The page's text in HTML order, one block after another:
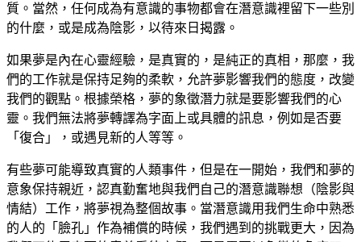
質。當然，任何成為有意識的事物都會在潛意識裡留下一些別
的什麼，或是成為陰影，以待來日揭露。
如果夢是內在心靈經驗，是真實的，是純正的真相，那麼，我
們的工作就是保持足夠的柔軟，允許夢影響我們的態度，改變
我們的觀點。根據榮格，夢的象徵潛力就是要影響我們的心
靈。我們無法將夢轉譯為字面上或具體的訊息，例如是否要
「復合」，或遇見新的人等等。
有些夢可能導致真實的人類事件，但是在一開始，我們和夢的
意象保持親近，認真勤奮地與我們自己的潛意識聯想（陰影與
情結）工作，將夢視為整個故事。當潛意識用我們生命中熟悉
的人的「臉孔」作為補償的時候，我們遇到的挑戰更大，因為